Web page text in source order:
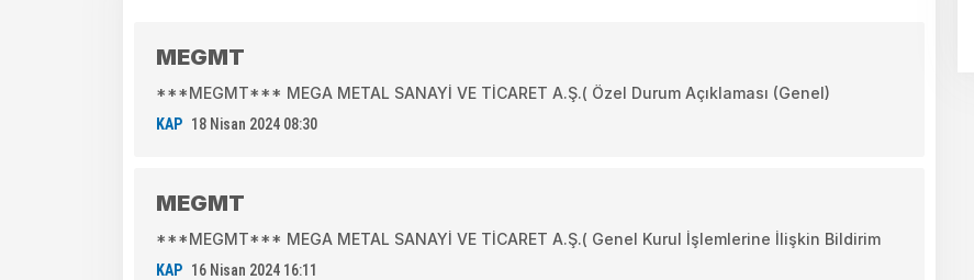
MEGMT
***MEGMT*** MEGA METAL SANAYİ VE TİCARET A.Ş.( Özel Durum Açıklaması (Genel)
KAP 18 Nisan 2024 08:30
MEGMT
***MEGMT*** MEGA METAL SANAYİ VE TİCARET A.Ş.( Genel Kurul İşlemlerine İlişkin Bildirim
KAP 16 Nisan 2024 16:11